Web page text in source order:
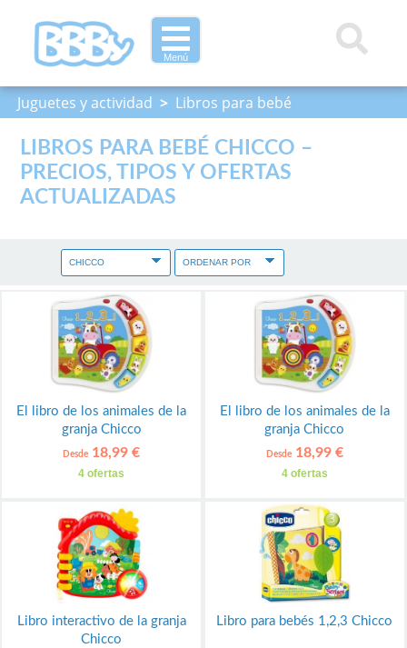
Menú
Juguetes y actividad > Libros para bebé
LIBROS PARA BEBÉ CHICCO –
PRECIOS, TIPOS Y OFERTAS
ACTUALIZADAS
El libro de los animales de la
granja Chicco
Desde 18,99 €
4 ofertas
El libro de los animales de la
granja Chicco
Desde18,99 €
4 ofertas
Libro interactivo de la granja
Chicco
Libro para bebés 1,2,3 Chicco